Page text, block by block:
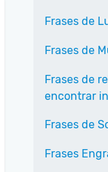
Frases de
Frases de
Frases de
encontrar
Frases de
Frases